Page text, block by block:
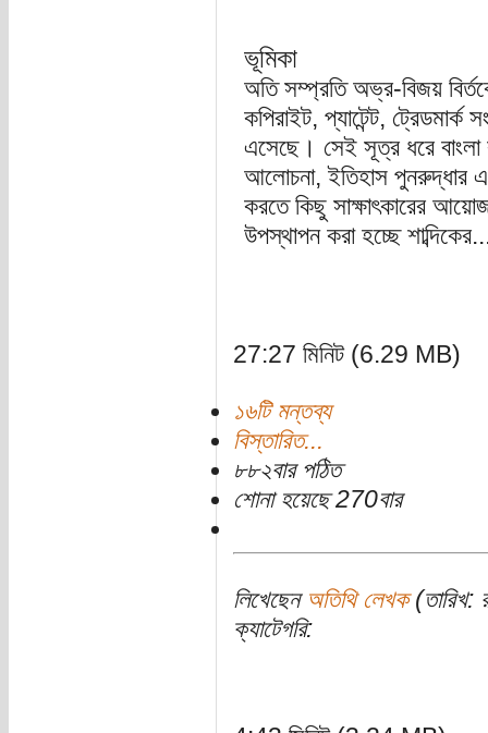
ভূমিকা
অতি সম্প্রতি অভ্র-বিজয়
কপিরাইট, প্যাটেন্ট, ট্রেডমার্ক
এসেছে। সেই সূত্র ধরে বাংলা
আলোচনা, ইতিহাস পুনরুদ্ধার
করতে কিছু সাক্ষাৎকারের
উপস্থাপন করা হচ্ছে
27:27 মিনিট (6.29 MB)
১৬টি মন্তব্য
বিস্তারিত...
৮৮২বার পঠিত
শোনা হয়েছে 270বার
লিখেছেন অতিথি লেখক(তারিখ:
ক্যাটেগরি: